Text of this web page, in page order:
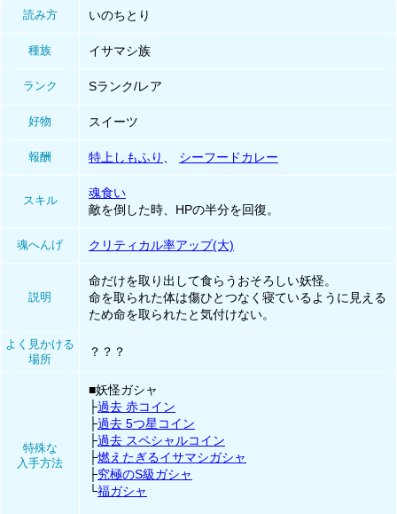
読み方 いのちとり
種族 イサマシ族
ランク Sランク/レア
好物 スイーツ
報酬 特上しもふり シーフードカレー
スキル
魂食い
敵を倒した時、HPの半分を回復。
魂へんげ クリティカル率アップ(大)
説明
命だけを取り出して食らうおそろしい妖怪。
命を取られた体は傷ひとつなく寝ているように見える
ため命を取られたと気付けない。
よく見かける
場所
？？？
特殊な
入手方法
■妖怪ガシャ
├過去 赤コイン
├過去 5つ星コイン
├過去 スペシャルコイン
├燃えたぎるイサマシガシャ
├究極のS級ガシャ
└福ガシャ